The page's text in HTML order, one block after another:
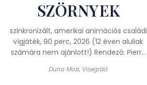
SZÖRNYEK
szinkronizált, amerikai animációs családi
vígjáték, 90 perc, 2026 (12 éven aluliak
számára nem ajánlott!) Rendező: Pierre
Duna Mozi, Visegrád